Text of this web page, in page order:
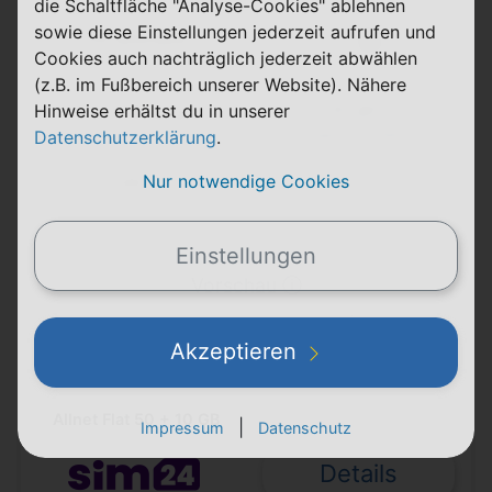
24 Monate
Laufzeit 1&1
60 GB 5G
max. 50 Mbit/s
0,00 € 12,99 €
Vorschau ⓘ
Allnet Flat 50 + 10 GB
Details
die Schaltfläche "Analyse-Cookies" ablehnen
sowie diese Einstellungen jederzeit aufrufen und
Cookies auch nachträglich jederzeit abwählen
(z.B. im Fußbereich unserer Website). Nähere
Hinweise erhältst du in unserer
Datenschutzerklärung.
Nur notwendige Cookies
Einstellungen
Akzeptieren
Impressum Datenschutz